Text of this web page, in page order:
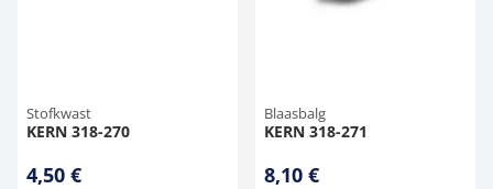
Stofkwast
KERN 318-270
4,50 €
Blaasbalg
KERN 318-271
8,10 €